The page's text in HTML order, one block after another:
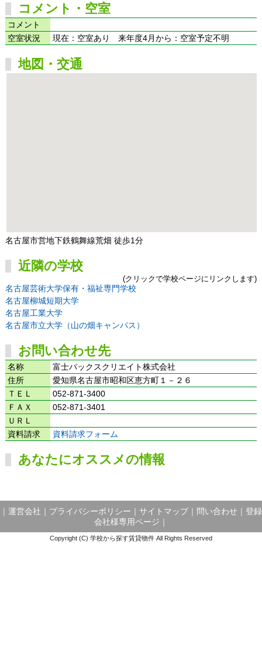
コメント・空室
コメント
空室状況
現在：空室あり 来年度4月から：空室予定不明
地図・交通
名古屋市営地下鉄鶴舞線荒畑 徒歩1分
近隣の学校
(クリックで学校ページにリンクします)
名古屋芸術大学保有・福祉専門学校
名古屋柳城短期大学
名古屋工業大学
名古屋市立大学（山の畑キャンパス）
お問い合わせ先
名称
富士パックスクリエイト株式会社
住所
愛知県名古屋市昭和区恵方町１－２６
ＴＥＬ
052-871-3400
ＦＡＸ
052-871-3401
ＵＲＬ
資料請求
資料請求フォーム
あなたにオススメの情報
運営会社 プライバシーポリシー サイトマップ｜ 問い合わせ
登録
会社様専用ページ
Copyright (C) 学校から探す賃貸物件 All Rights Reserved